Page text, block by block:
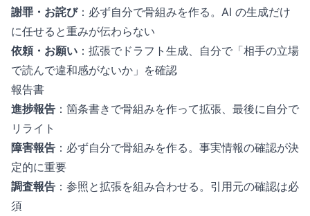
謝罪・お詫び：必ず自分で骨組みを作る。AI の生成だけ
に任せると重みが伝わらない
依頼・お願い ：拡張でドラフト生成、自分で「相手の立場
で読んで違和感がないか」を確認
報告書
進捗報告 ：箇条書きで骨組みを作って拡張、最後に自分で
リライト
障害報告 ：必ず自分で骨組みを作る。事実情報の確認が決
定的に重要
調査報告 ：参照と拡張を組み合わせる。引用元の確認は必
須